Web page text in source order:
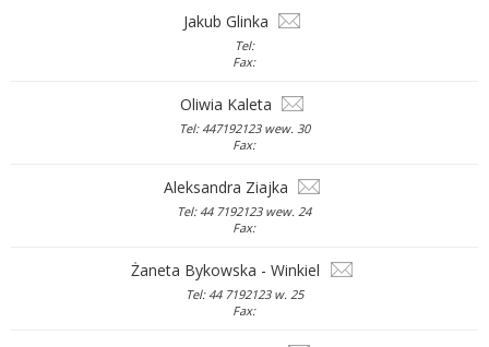
Jakub Glinka
Tel:
Fax:
Oliwia Kaleta
Tel: 447192123 wew. 30
Fax:
Aleksandra Ziajka
Tel: 44 7192123 wew. 24
Fax:
Żaneta Bykowska - Winkiel
Tel: 44 7192123 w. 25
Fax: